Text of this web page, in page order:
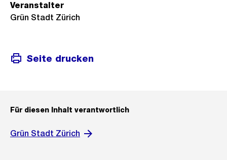
Veranstalter
Grün Stadt Zürich
Seite drucken
Für diesen Inhalt verantwortlich
Grün Stadt Zürich